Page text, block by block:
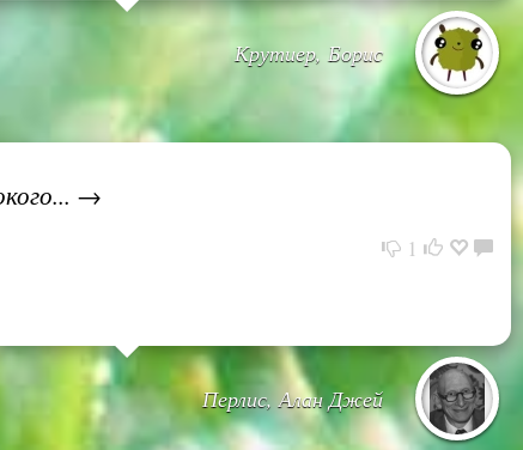
Крутиер, Борис
→
1
Перлис, Алан Джей